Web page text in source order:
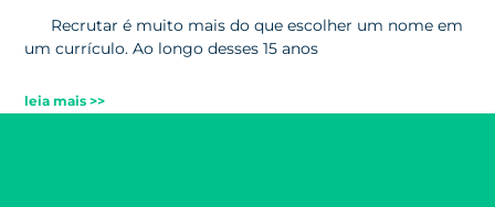
Recrutar é muito mais do que escolher um nome em
um currículo. Ao longo desses 15 anos
leia mais >>